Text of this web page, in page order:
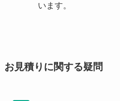
います。
お見積りに関する疑問